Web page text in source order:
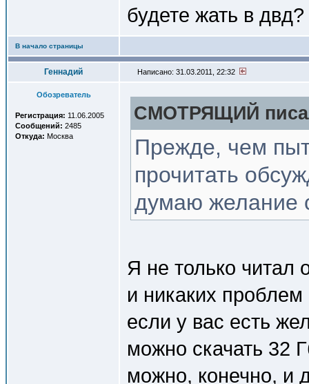
будете жать в двд?
В начало страницы
Геннадий Написано: 31.03.2011, 22:32
Обозреватель
Регистрация: 11.06.2005
Сообщений: 2485
Откуда: Москва
СМОТРЯЩИЙ
Прежде, чем
прочитать
думаю желание
Я не только читал
и никаких
если у вас есть
можно скачать 32
можно, конечно, и